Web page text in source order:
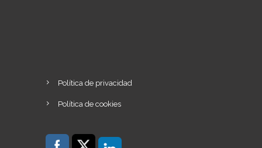
Política de privacidad
Política de cookies